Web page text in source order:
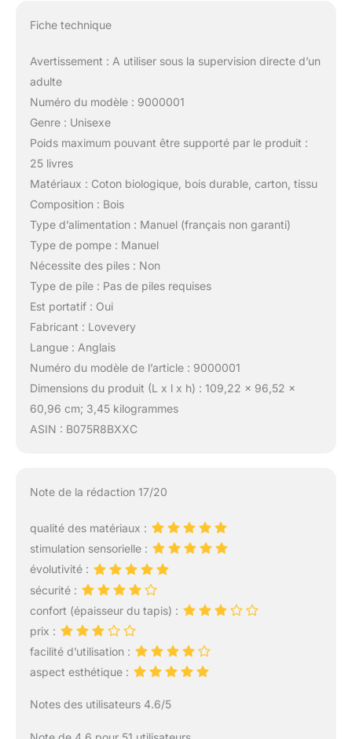
Fiche technique
Avertissement : A utiliser sous la supervision directe d’un
adulte
Numéro du modèle : 9000001
Genre : Unisexe
Poids maximum pouvant être supporté par le produit :
25 livres
Matériaux : Coton biologique, bois durable, carton, tissu
Composition : Bois
Type d’alimentation : Manuel (français non garanti)
Type de pompe : Manuel
Nécessite des piles : Non
Type de pile : Pas de piles requises
Est portatif : Oui
Fabricant : Lovevery
Langue : Anglais
Numéro du modèle de l’article : 9000001
Dimensions du produit (L x l x h) : 109,22 x 96,52 x
60,96 cm; 3,45 kilogrammes
ASIN : B075R8BXXC
Note de la rédaction 17/20
qualité des matériaux :
stimulation sensorielle :
évolutivité :
sécurité :
confort (épaisseur du tapis) :
prix :
facilité d’utilisation :
aspect esthétique :
Notes des utilisateurs 4.6/5